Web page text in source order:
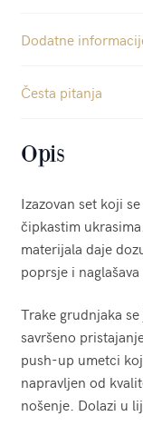
Dodatne
Česta pitanja
Opis
Izazovan set koji
čipkastim
materijala daje
poprsje i
Trake grudnjaka
savršeno
push-up umetci
napravljen od
nošenje. Dolazi u